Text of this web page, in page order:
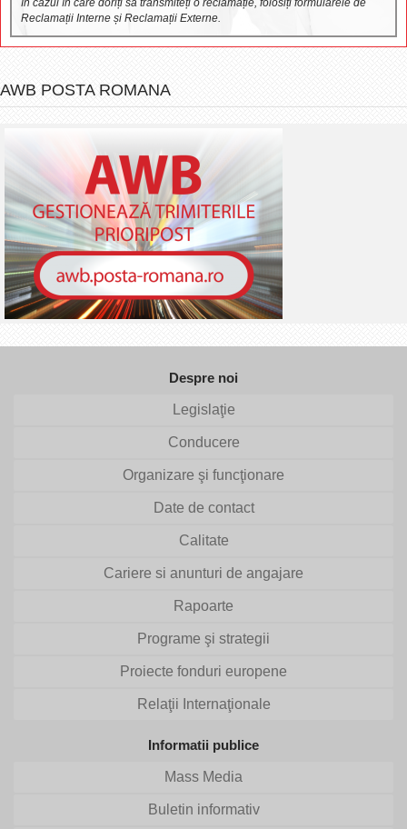
În cazul în care doriți să transmiteți o reclamație, folosiți formularele de
Reclamații Interne și Reclamații Externe.
AWB POSTA ROMANA
Despre noi
Legislaţie
Conducere
Organizare şi funcţionare
Date de contact
Calitate
Cariere si anunturi de angajare
Rapoarte
Programe şi strategii
Proiecte fonduri europene
Relaţii Internaţionale
Informatii publice
Mass Media
Buletin informativ